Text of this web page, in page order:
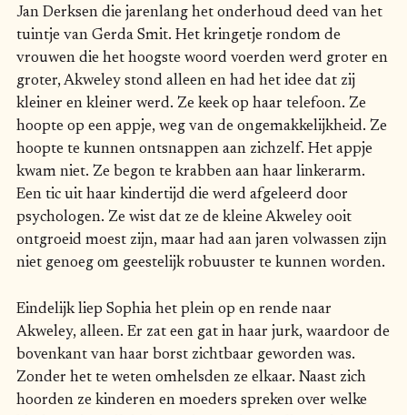
Jan Derksen die jarenlang het onderhoud deed van het
tuintje van Gerda Smit. Het kringetje rondom de
vrouwen die het hoogste woord voerden werd groter en
groter, Akweley stond alleen en had het idee dat zij
kleiner en kleiner werd. Ze keek op haar telefoon. Ze
hoopte op een appje, weg van de ongemakkelijkheid. Ze
hoopte te kunnen ontsnappen aan zichzelf. Het appje
kwam niet. Ze begon te krabben aan haar linkerarm.
Een tic uit haar kindertijd die werd afgeleerd door
psychologen. Ze wist dat ze de kleine Akweley ooit
ontgroeid moest zijn, maar had aan jaren volwassen zijn
niet genoeg om geestelijk robuuster te kunnen worden.
Eindelijk liep Sophia het plein op en rende naar
Akweley, alleen. Er zat een gat in haar jurk, waardoor de
bovenkant van haar borst zichtbaar geworden was.
Zonder het te weten omhelsden ze elkaar. Naast zich
hoorden ze kinderen en moeders spreken over welke